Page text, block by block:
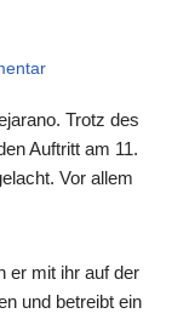
Trotz des
Auftritt am 11.
Vor allem
er mit ihr auf der
und betreibt ein